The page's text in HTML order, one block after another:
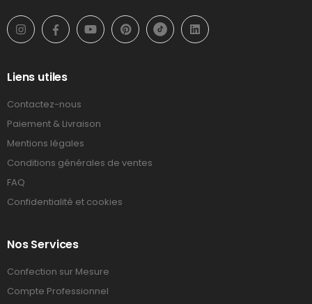
Liens utiles
Contactez-nous
Paiement & Livraison
Mentions légales
Conditions générales de ventes
FAQ
Confidentialité et cookies
Nos Services
Confection sur Mesure
Compte Professionnel